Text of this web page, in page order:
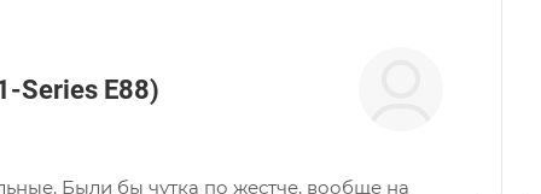
Series E88)
Были бы чутка по жестче, вообще на